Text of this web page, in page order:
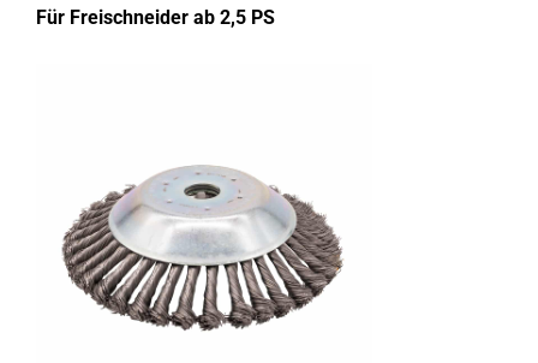
Für Freischneider ab 2,5 PS